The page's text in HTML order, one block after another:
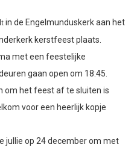
in de Engelmunduskerk aan het
kerstfeest plaats.
met een feestelijke
gaan open om 18:45.
om het feest af te sluiten is
voor een heerlijk kopje
jullie op 24 december om met